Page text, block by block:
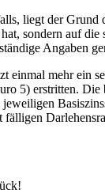
liegt der
sondern auf
Angaben
mehr ein
5) erstritten.